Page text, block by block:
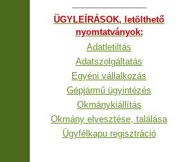
ÜGYLEÍRÁSOK, letölthető
nyomtatványok:
Adatletiltás
Adatszolgáltatás
Egyéni vállalkozás
Gépjármű ügyintézés
Okmánykiállítás
Okmány elvesztése, találása
Ügyfélkapu regisztráció